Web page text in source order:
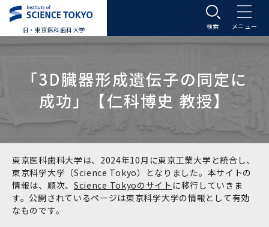
旧・東京医科歯科大学
大学案内トップ
学長メッセージ
基本理念・沿革
基本理念・沿革トップ
東京医科歯科大学の特色
入学案内
入学案内トップ
大学案内
学部受験生向け「大学案内」（冊子）
学生生活
学生生活トップ
Science Tokyo SPRING (医歯学系)
教育研究組織等
教育研究組織等トップ
大学病院
「3D臓器形成遺伝子の同定に
成功」【仁科博史 教授】
東京医科歯科大学は、2024年10月に東京工業大学と統合し、
東京科学大学（Science Tokyo）となりました。本サイトの
情報は、順次、 Science Tokyoのサイト に移行していきま
す。公開されているページは東京科学大学の情報として有効
なものです。